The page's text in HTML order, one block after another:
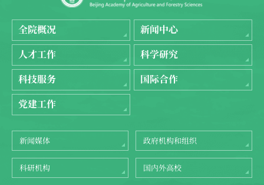
全院概况
新闻中心
人才工作
科学研究
科技服务
国际合作
党建工作
新闻媒体 政府机构和组织
科研机构 国内外高校